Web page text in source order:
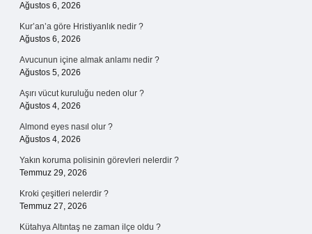
Ağustos 6, 2026
Kur’an’a göre Hristiyanlık nedir ?
Ağustos 6, 2026
Avucunun içine almak anlamı nedir ?
Ağustos 5, 2026
Aşırı vücut kuruluğu neden olur ?
Ağustos 4, 2026
Almond eyes nasıl olur ?
Ağustos 4, 2026
Yakın koruma polisinin görevleri nelerdir ?
Temmuz 29, 2026
Kroki çeşitleri nelerdir ?
Temmuz 27, 2026
Kütahya Altıntaş ne zaman ilçe oldu ?